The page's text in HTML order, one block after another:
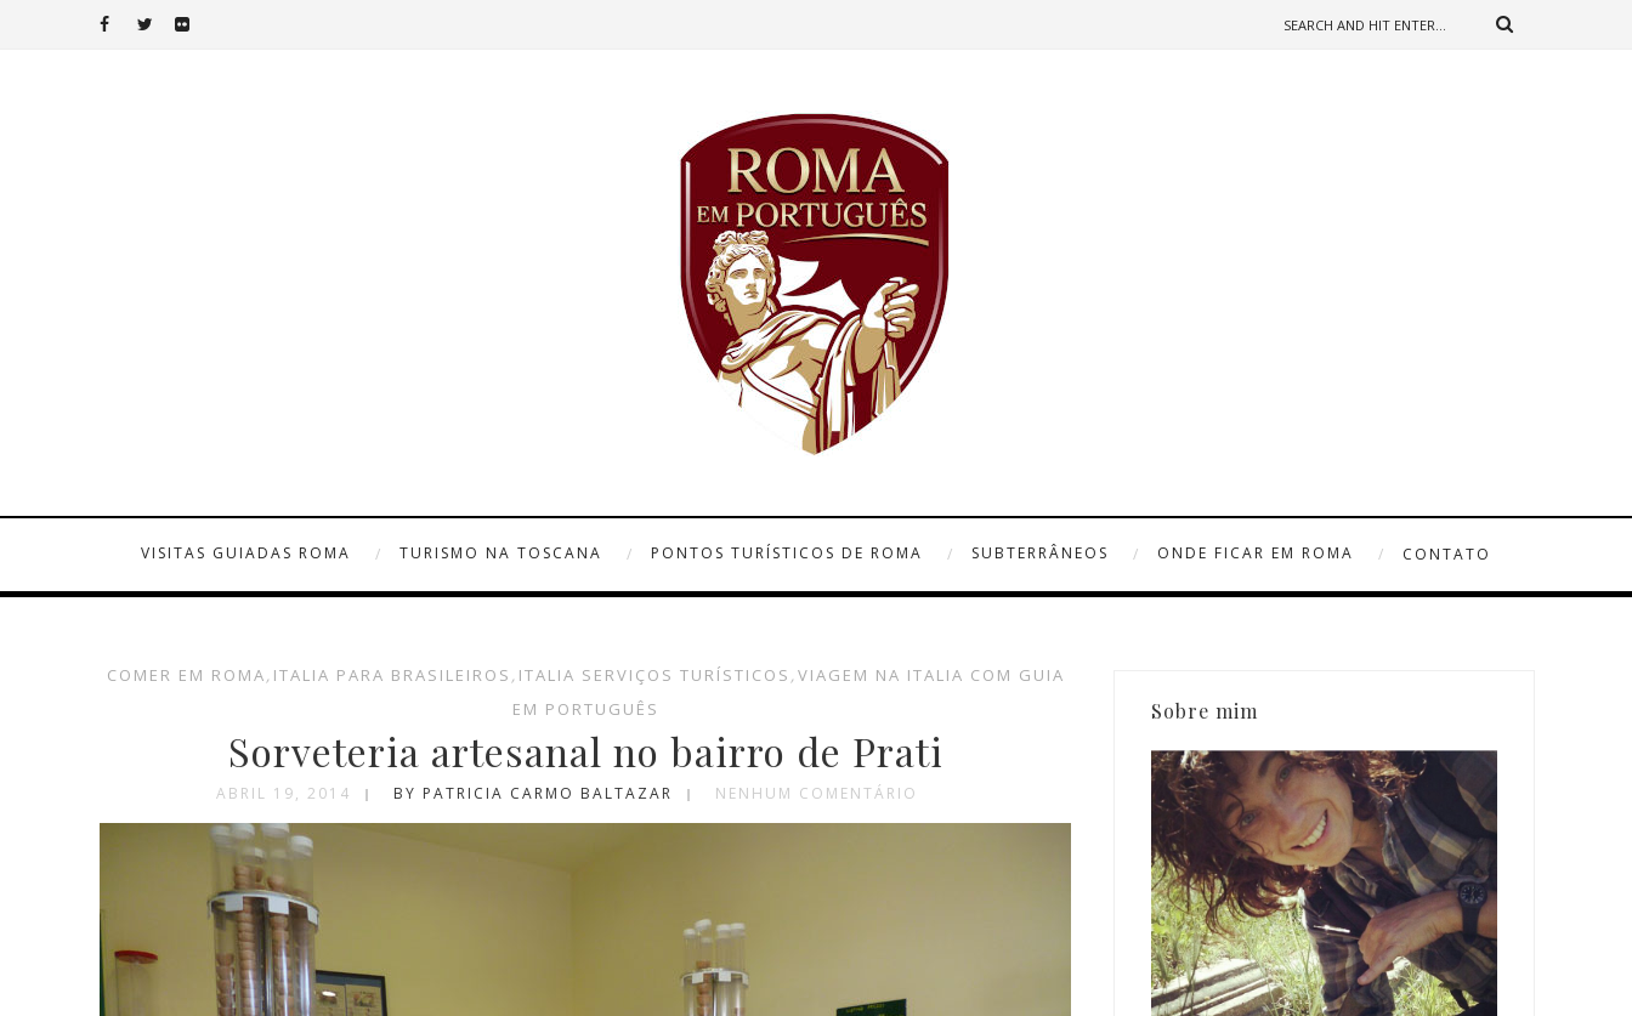
VISITAS GUIADAS ROMA TURISMO NA TOSCANA PONTOS TURÍSTICOS DE ROMA SUBTERRÂNEOS ONDE FICAR EM ROMA CONTATO
COMER EM ROMA, ITALIA PARA BRASILEIROS , ITALIA SERVIÇOS TURÍSTICOS , VIAGEM NA ITALIA COM GUIA
EM PORTUGUÊS
Sorveteria artesanal no bairro de Prati
ABRIL 19, 2014 BY PATRICIA CARMO BALTAZAR NENHUM COMENTÁRIO
Sobre mim